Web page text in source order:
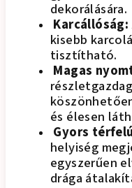
dekorálására.
Karcállóság:
kisebb
tisztítható.
Magas
és élesen
Gyors
helyiség
egyszerűen
drága